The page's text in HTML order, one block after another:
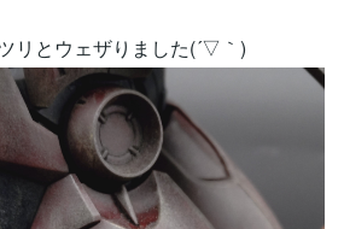
リとウェザりました(´▽｀)